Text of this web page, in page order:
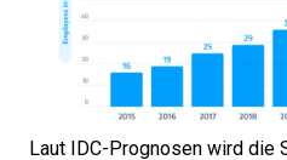
Laut IDC-Prognosen wird die